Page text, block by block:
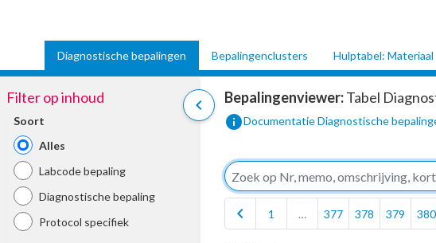
Diagnostische bepalingen Bepalingenclusters Hulptabel: Materiaal
chevron_left
Filter op inhoud
Soort
Alles
Labcode bepaling
Diagnostische bepaling
Protocol specifiek
Bepalingenviewer:Tabel
infoDocumentatie Diagnostische
chevron_left
1 … 377 378 379 380